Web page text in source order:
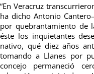
“En Veracruz
ha dicho Antonio
por quebrantamiento de
éste los inquietantes
nativo, qué diez años
tomando a Llanes por
concejo permaneció